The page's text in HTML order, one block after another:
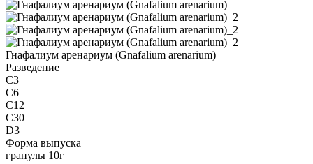
Гнафалиум аренариум (Gnafalium arenarium)
Разведение
C3
C6
C12
C30
D3
Форма выпуска
гранулы 10г